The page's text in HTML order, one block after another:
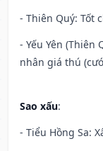
- Thiên Quý: Tốt
- Yếu Yên (Thiên
nhân giá thú
Sao xấu:
- Tiểu Hồng Sa: